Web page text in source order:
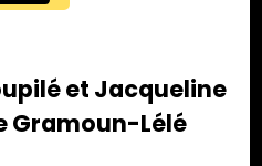
et Jacqueline
Gramoun-Lélé